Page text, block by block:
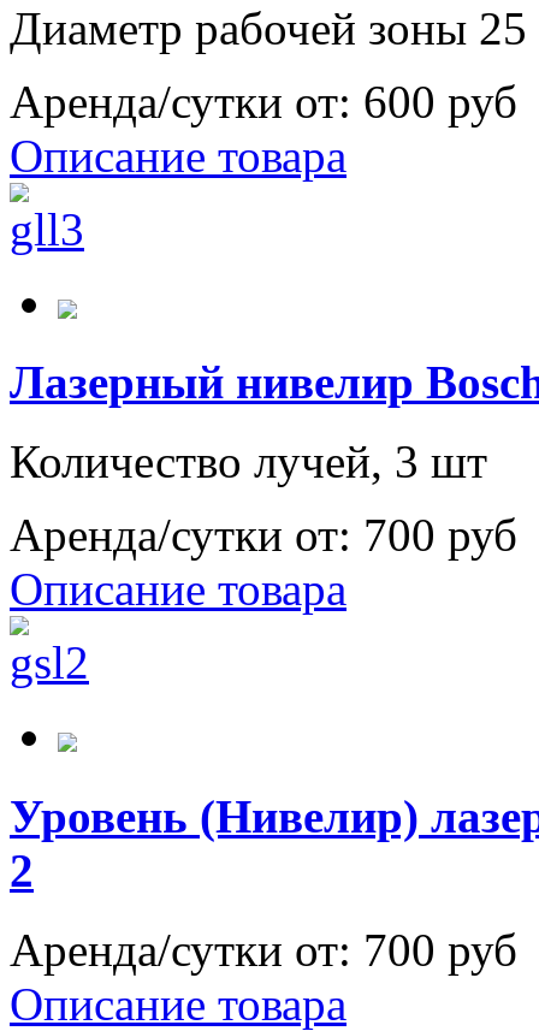
Диаметр рабочей зоны
Аренда/сутки от: 600 руб
Описание товара
Лазерный нивелир
Количество лучей, 3 шт
Аренда/сутки от: 700 руб
Описание товара
Уровень (Нивелир)
2
Аренда/сутки от: 700 руб
Описание товара